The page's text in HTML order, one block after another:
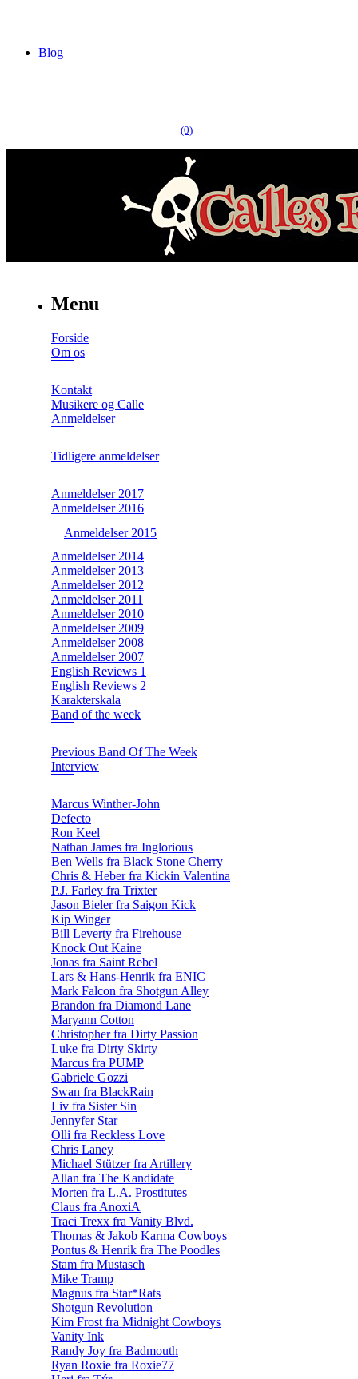
Blog
(0)
Menu
Forside
Om os
Kontakt
Musikere og Calle
Anmeldelser
Tidligere anmeldelser
Anmeldelser 2017
Anmeldelser 2016
Anmeldelser 2015
Anmeldelser 2014
Anmeldelser 2013
Anmeldelser 2012
Anmeldelser 2011
Anmeldelser 2010
Anmeldelser 2009
Anmeldelser 2008
Anmeldelser 2007
English Reviews 1
English Reviews 2
Karakterskala
Band of the week
Previous Band Of The Week
Interview
Marcus Winther-John
Defecto
Ron Keel
Nathan James fra Inglorious
Ben Wells fra Black Stone Cherry
Chris & Heber fra Kickin Valentina
P.J. Farley fra Trixter
Jason Bieler fra Saigon Kick
Kip Winger
Bill Leverty fra Firehouse
Knock Out Kaine
Jonas fra Saint Rebel
Lars & Hans-Henrik fra ENIC
Mark Falcon fra Shotgun Alley
Brandon fra Diamond Lane
Maryann Cotton
Christopher fra Dirty Passion
Luke fra Dirty Skirty
Marcus fra PUMP
Gabriele Gozzi
Swan fra BlackRain
Liv fra Sister Sin
Jennyfer Star
Olli fra Reckless Love
Chris Laney
Michael Stützer fra Artillery
Allan fra The Kandidate
Morten fra L.A. Prostitutes
Claus fra AnoxiA
Traci Trexx fra Vanity Blvd.
Thomas & Jakob Karma Cowboys
Pontus & Henrik fra The Poodles
Stam fra Mustasch
Mike Tramp
Magnus fra Star*Rats
Shotgun Revolution
Kim Frost fra Midnight Cowboys
Vanity Ink
Randy Joy fra Badmouth
Ryan Roxie fra Roxie77